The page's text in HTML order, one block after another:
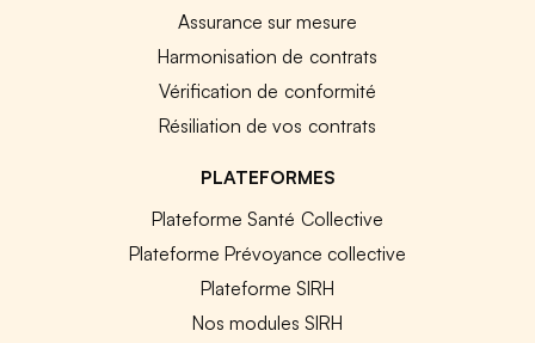
Assurance sur mesure
Harmonisation de contrats
Vérification de conformité
Résiliation de vos contrats
PLATEFORMES
Plateforme Santé Collective
Plateforme Prévoyance collective
Plateforme SIRH
Nos modules SIRH